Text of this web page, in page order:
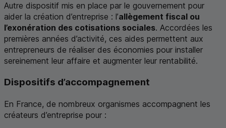
Autre dispositif mis en place par le gouvernement pour
aider la création d’entreprise : l’allègement fiscal ou
l’exonération des cotisations sociales. Accordées les
premières années d’activité, ces aides permettent aux
entrepreneurs de réaliser des économies pour installer
sereinement leur affaire et augmenter leur rentabilité.
Dispositifs d’accompagnement
En France, de nombreux organismes accompagnent les
créateurs d’entreprise pour :